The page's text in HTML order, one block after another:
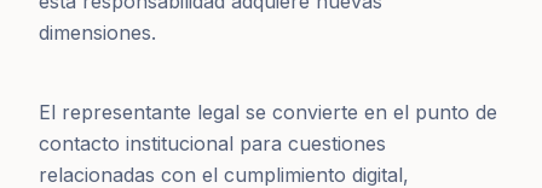
dimensiones.
El representante legal se convierte en el punto de
contacto institucional para cuestiones
relacionadas con el cumplimiento digital,